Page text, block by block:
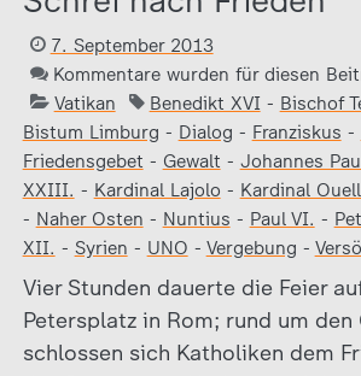
7. September 2013
Kommentare wurden für diesen
Vatikan
Benedikt XVI - Bischof
Bistum Limburg - Dialog - Franziskus -
Friedensgebet - Gewalt - Johannes
XXIII. - Kardinal Lajolo - Kardinal
- Naher Osten - Nuntius - Paul VI. -
XII. - Syrien - UNO - Vergebung -
Vier Stunden dauerte die Feier
Petersplatz in Rom; rund um den
schlossen sich Katholiken dem